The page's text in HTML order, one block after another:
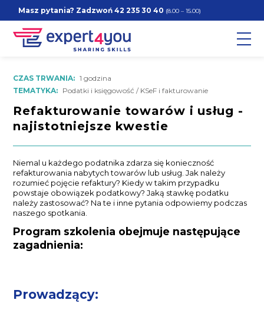
Masz pytania? Zadzwoń42 235 30 40 (8.00 – 15.00)
CZAS TRWANIA: 1 godzina
TEMATYKA: Podatki i księgowość / KSeF i fakturowanie
Refakturowanie towarów i usług -
najistotniejsze kwestie
Niemal u każdego podatnika zdarza się konieczność
refakturowania nabytych towarów lub usług. Jak należy
rozumieć pojęcie refaktury? Kiedy w takim przypadku
powstaje obowiązek podatkowy? Jaką stawkę podatku
należy zastosować? Na te i inne pytania odpowiemy podczas
naszego spotkania.
Program szkolenia obejmuje następujące
zagadnienia:
Prowadzący: